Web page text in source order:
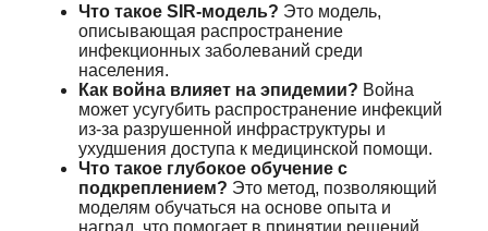
Что такое SIR-модель? Это модель,
описывающая распространение
инфекционных заболеваний среди
населения.
Как война влияет на эпидемии? Война
может усугубить распространение инфекций
из-за разрушенной инфраструктуры и
ухудшения доступа к медицинской помощи.
Что такое глубокое обучение с
подкреплением? Это метод, позволяющий
моделям обучаться на основе опыта и
наград, что помогает в принятии решений.